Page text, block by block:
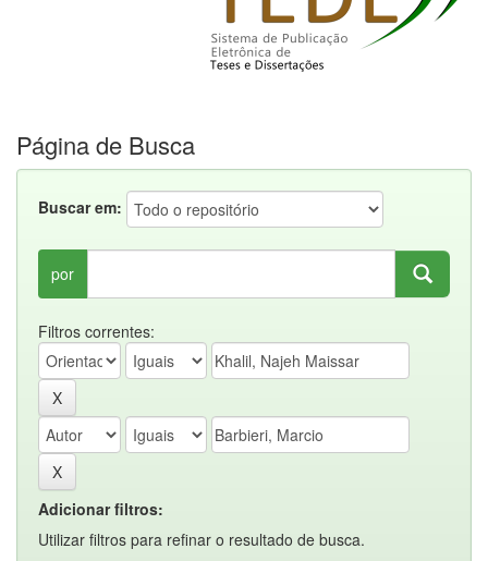
Página de Busca
Buscar em:
por
Filtros correntes:
Adicionar filtros:
Utilizar filtros para refinar o resultado de busca.